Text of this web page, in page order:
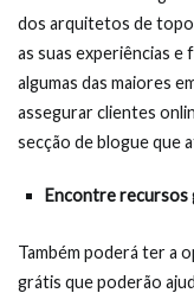
dos arquitetos de topo
as suas experiências e
algumas das maiores
assegurar clientes
secção de blogue que
Encontre recursos
Também poderá ter a
grátis que poderão